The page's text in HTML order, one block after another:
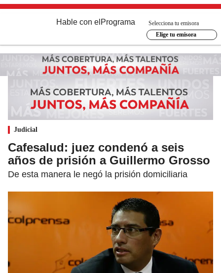
Hable con el Programa
Selecciona tu emisora
Elige tu emisora
Judicial
Cafesalud: juez condenó a seis
años de prisión a Guillermo Grosso
De esta manera le negó la prisión domiciliaria